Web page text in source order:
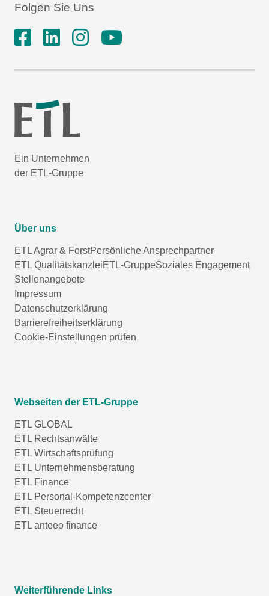
Folgen Sie Uns
Ein Unternehmen
der ETL-Gruppe
Über uns
ETL Agrar & ForstPersönliche Ansprechpartner
ETL QualitätskanzleiETL-GruppeSoziales Engagement
Stellenangebote
Impressum
Datenschutzerklärung
Barrierefreiheitserklärung
Cookie-Einstellungen prüfen
Webseiten der ETL-Gruppe
ETL GLOBAL
ETL Rechtsanwälte
ETL Wirtschaftsprüfung
ETL Unternehmensberatung
ETL Finance
ETL Personal-Kompetenzcenter
ETL Steuerrecht
ETL anteeo finance
Weiterführende Links